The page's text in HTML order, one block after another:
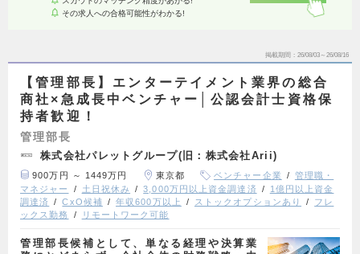
その求人への合格可能性がわかる!
掲載期間 26/08/03～26/08/16
【管理部長】エンターテイメント業界の総合
商社×急成長中ベンチャー│公認会計士資格保
持者歓迎！
管理部長
株式会社パレットグループ(旧：株式会社Arii)
900万円 ～ 1449万円 東京都 ベンチャー企業
管理職・
マネジャー
土日祝休み 3,000万円以上資金調達済
1億円以上資金
調達済
CxO候補 年収600万以上 ストックオプションあり
フレ
ックス勤務
リモートワーク可能
管理部長候補として、単なる経理や決算業